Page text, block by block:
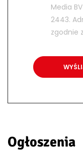
Media
2443.
zgodnie z
Ogłoszenia